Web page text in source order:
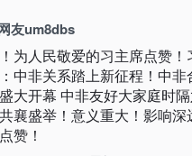
友um8dbs
为人民敬爱的习主席点赞！
中非关系踏上新征程！中
大开幕 中非友好大家庭时
襄盛举！意义重大！影响深
赞！